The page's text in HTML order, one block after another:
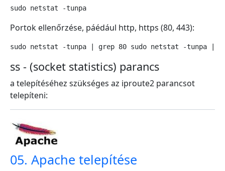
sudo netstat -tunpa
Portok ellenőrzése, páédául http, https (80, 443):
sudo netstat -tunpa | grep 80 sudo netstat -tunpa |
ss - (socket statistics) parancs
a telepítéséhez szükséges az iproute2 parancsot
telepíteni:
05. Apache telepítése